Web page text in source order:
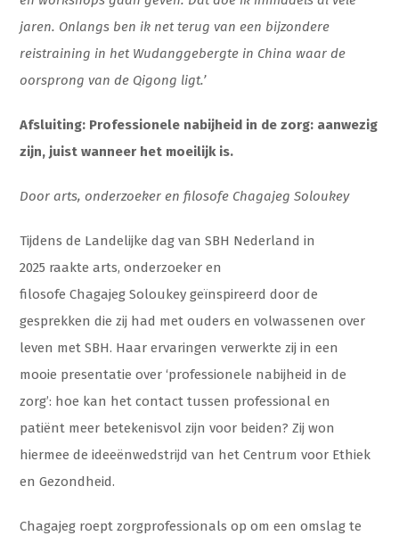
jaren. Onlangs ben ik net terug van een bijzondere
reistraining in het Wudanggebergte in China waar de
oorsprong van de Qigong ligt.’
Afsluiting: Professionele nabijheid in de zorg: aanwezig
zijn, juist wanneer het moeilijk is.
Door arts, onderzoeker en filosofe Chagajeg Soloukey
Tijdens de Landelijke dag van SBH Nederland in
2025 raakte arts, onderzoeker en
filosofe Chagajeg Soloukey geïnspireerd door de
gesprekken die zij had met ouders en volwassenen over
leven met SBH. Haar ervaringen verwerkte zij in een
mooie presentatie over ‘professionele nabijheid in de
zorg’: hoe kan het contact tussen professional en
patiënt meer betekenisvol zijn voor beiden? Zij won
hiermee de ideeënwedstrijd van het Centrum voor Ethiek
en Gezondheid.
Chagajeg roept zorgprofessionals op om een omslag te